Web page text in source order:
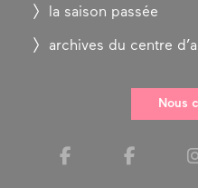
la saison passée
archives du centre
Nous